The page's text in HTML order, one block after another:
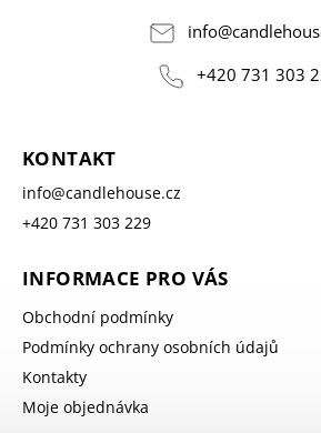
info@
+420 731 303
KONTAKT
info@candlehouse.cz
+420 731 303 229
INFORMACE PRO VÁS
Obchodní podmínky
Podmínky ochrany osobních údajů
Kontakty
Moje objednávka